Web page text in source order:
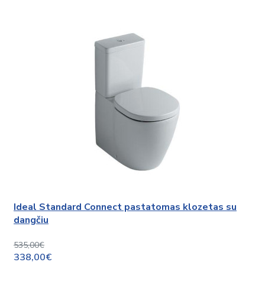
Ideal Standard Connect pastatomas klozetas su
dangčiu
535,00€
338,00€